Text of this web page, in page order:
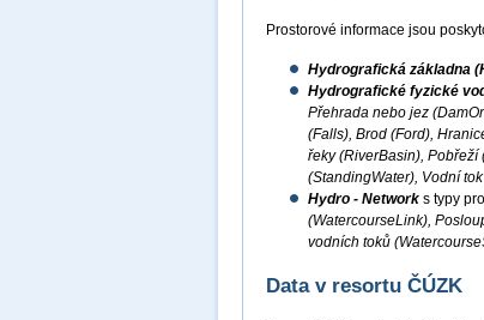
Prostorové informace jsou
Hydrografická základna
Hydrografické fyzické
Přehrada nebo jez
(Falls), Brod (Ford),
řeky (RiverBasin),
(StandingWater), Vodní
Hydro - Network s typy
(WatercourseLink),
vodních toků
Data v resortu ČÚZK